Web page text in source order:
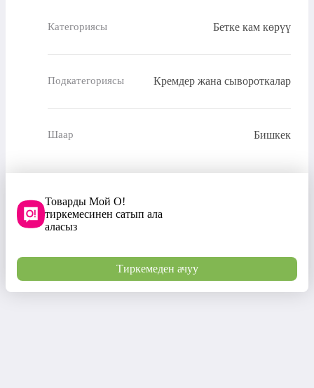
Категориясы Бетке кам көрүү
Подкатегориясы Кремдер жана сывороткалар
Шаар Бишкек
Товарды Мой О!
тиркемесинен сатып ала
аласыз
Тиркемеден ачуу